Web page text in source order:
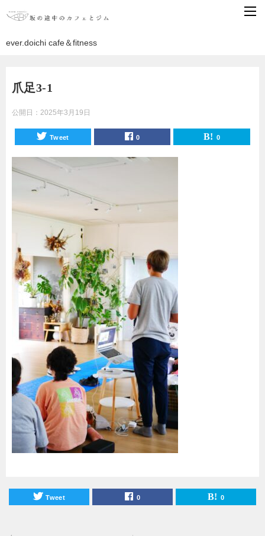
ever.doichi cafe＆fitness
爪足3-1
公開日： 2025年3月19日
Tweet 0 0
Tweet 0 0